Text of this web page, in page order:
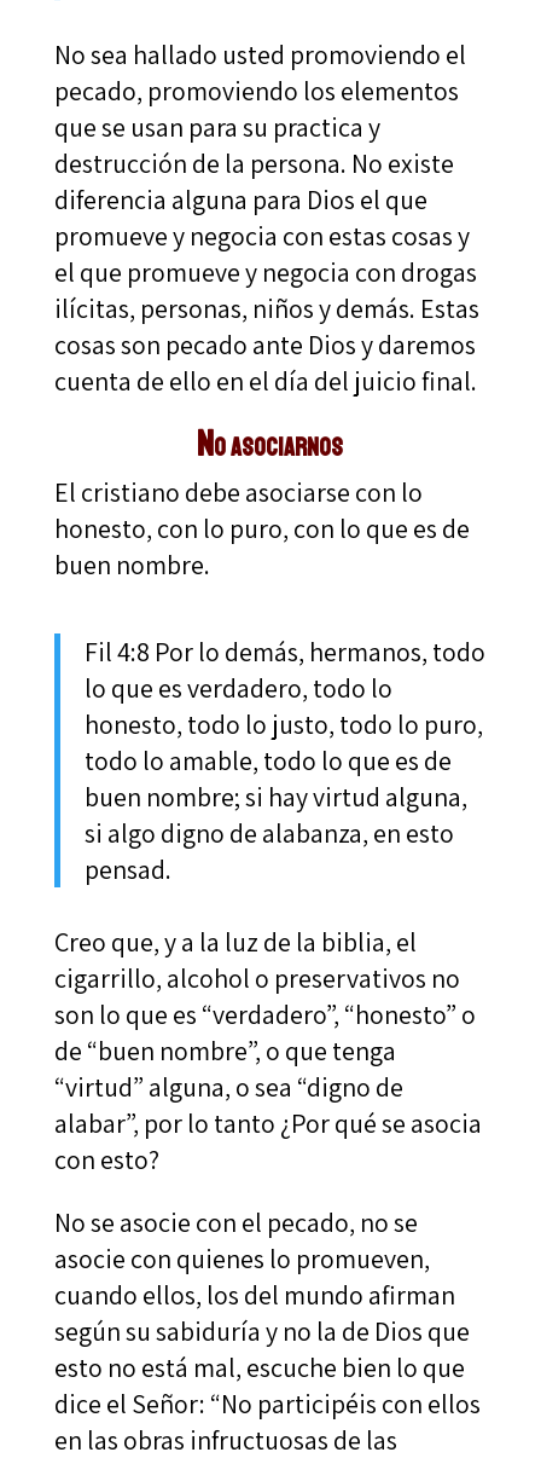
No sea hallado usted promoviendo el
pecado, promoviendo los elementos
que se usan para su practica y
destrucción de la persona. No existe
diferencia alguna para Dios el que
promueve y negocia con estas cosas y
el que promueve y negocia con drogas
ilícitas, personas, niños y demás. Estas
cosas son pecado ante Dios y daremos
cuenta de ello en el día del juicio final.
No asociarnos
El cristiano debe asociarse con lo
honesto, con lo puro, con lo que es de
buen nombre.
Fil 4:8 Por lo demás, hermanos, todo
lo que es verdadero, todo lo
honesto, todo lo justo, todo lo puro,
todo lo amable, todo lo que es de
buen nombre; si hay virtud alguna,
si algo digno de alabanza, en esto
pensad.
Creo que, y a la luz de la biblia, el
cigarrillo, alcohol o preservativos no
son lo que es “verdadero”, “honesto” o
de “buen nombre”, o que tenga
“virtud” alguna, o sea “digno de
alabar”, por lo tanto ¿Por qué se asocia
con esto?
No se asocie con el pecado, no se
asocie con quienes lo promueven,
cuando ellos, los del mundo afirman
según su sabiduría y no la de Dios que
esto no está mal, escuche bien lo que
dice el Señor: “No participéis con ellos
en las obras infructuosas de las